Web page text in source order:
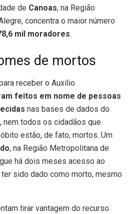
de Canoas, na Região
concentra o maior número
mil moradores.
de mortos
receber o Auxílio
feitos em nome de pessoas
nas bases de dados do
nem todos os cidadãos que
estão, de fato, mortos. Um
, na Região Metropolitana de
há dois meses acesso ao
sido dado como morto, mesmo
tirar vantagem do recurso.